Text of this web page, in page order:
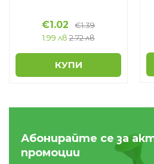
€1.02 €1.39
1.99 лв 2.72 лв
КУПИ
Абонирайте се за
промоции